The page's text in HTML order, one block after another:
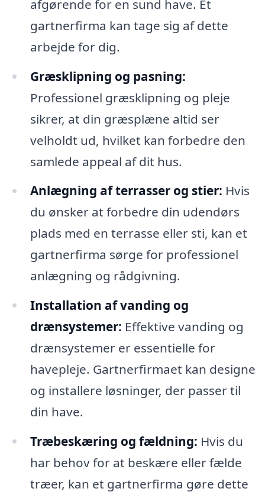
afgørende for en sund have. Et
gartnerfirma kan tage sig af dette
arbejde for dig.
Græsklipning og pasning:
Professionel græsklipning og pleje
sikrer, at din græsplæne altid ser
velholdt ud, hvilket kan forbedre den
samlede appeal af dit hus.
Anlægning af terrasser og stier: Hvis
du ønsker at forbedre din udendørs
plads med en terrasse eller sti, kan et
gartnerfirma sørge for professionel
anlægning og rådgivning.
Installation af vanding og
drænsystemer: Effektive vanding og
drænsystemer er essentielle for
havepleje. Gartnerfirmaet kan designe
og installere løsninger, der passer til
din have.
Træbeskæring og fældning: Hvis du
har behov for at beskære eller fælde
træer, kan et gartnerfirma gøre dette